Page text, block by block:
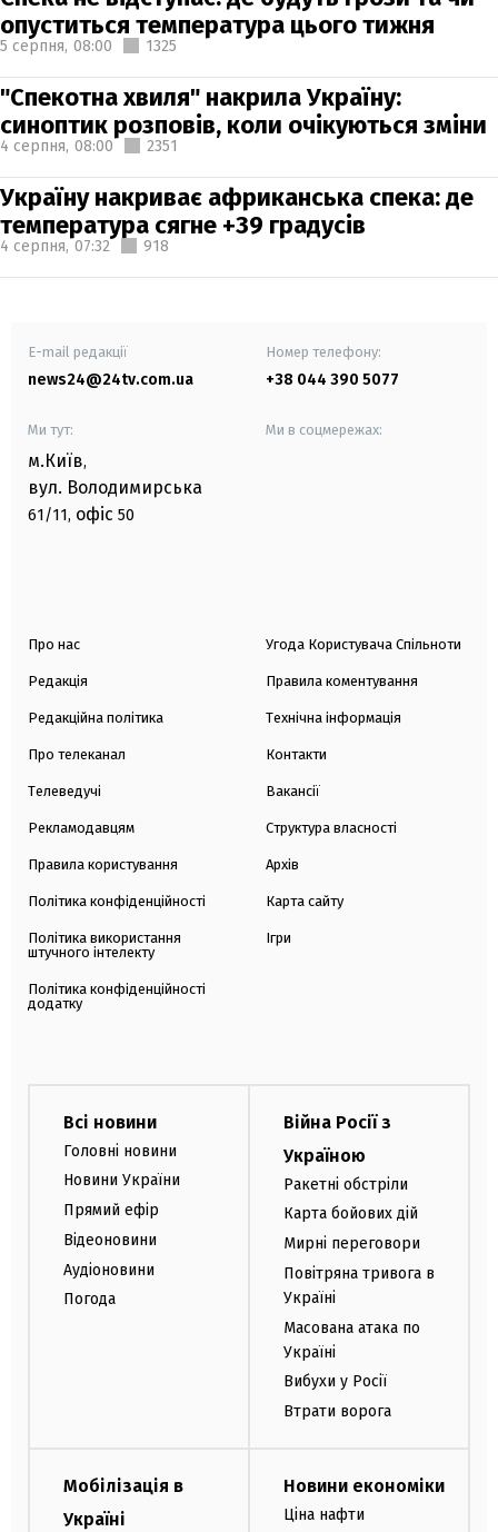
опуститься температура цього тижня
5 серпня, 08:00 1325
"Спекотна хвиля" накрила Україну:
синоптик розповів, коли очікуються зміни
4 серпня, 08:00 2351
Україну накриває африканська спека: де
температура сягне +39 градусів
4 серпня, 07:32 918
E-mail редакції
news24@24tv.com.ua
Номер телефону:
+38 044 390 5077
Ми тут:
м.Київ,
вул. Володимирська
61/11, офіс 50
Ми в соцмережах:
Про нас
Редакція
Редакційна політика
Про телеканал
Телеведучі
Рекламодавцям
Правила користування
Політика конфіденційності
Політика використання
штучного інтелекту
Політика конфіденційності
додатку
Угода Користувача Спільноти
Правила коментування
Технічна інформація
Контакти
Вакансії
Структура власності
Архів
Карта сайту
Ігри
Всі новини
Головні новини
Новини України
Прямий ефір
Відеоновини
Аудіоновини
Погода
Війна Росії з
Україною
Ракетні обстріли
Карта бойових дій
Мирні переговори
Повітряна тривога в
Україні
Масована атака по
Україні
Вибухи у Росії
Втрати ворога
Мобілізація в
Україні
Новини економіки
Ціна нафти